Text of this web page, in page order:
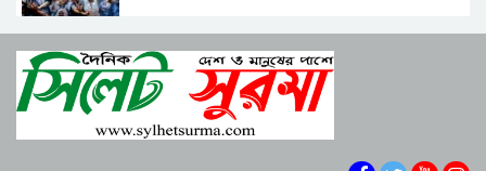
ক্ষোভ, দ্রুত সংস্কারের আহ্বান
নারী-কাণ্ডে জামায়াত থেকে বহিস্কার এমপি গাজী
নজরুল
সিলেটে হামের উপসর্গ নিয়ে আরও দুই শিশুর মৃত্যু
শাপলা চত্বরে হত্যা মামলা: শেখ হাসিনাসহ ৪১ জনের
বিরুদ্ধে আনুষ্ঠানিক অভিযোগ
বিরোধীদলের পতন শুরু হয়েছে, ১১ দল এখন ৯ দলে
গিয়ে ঠেকেছে: রাশেদ খান